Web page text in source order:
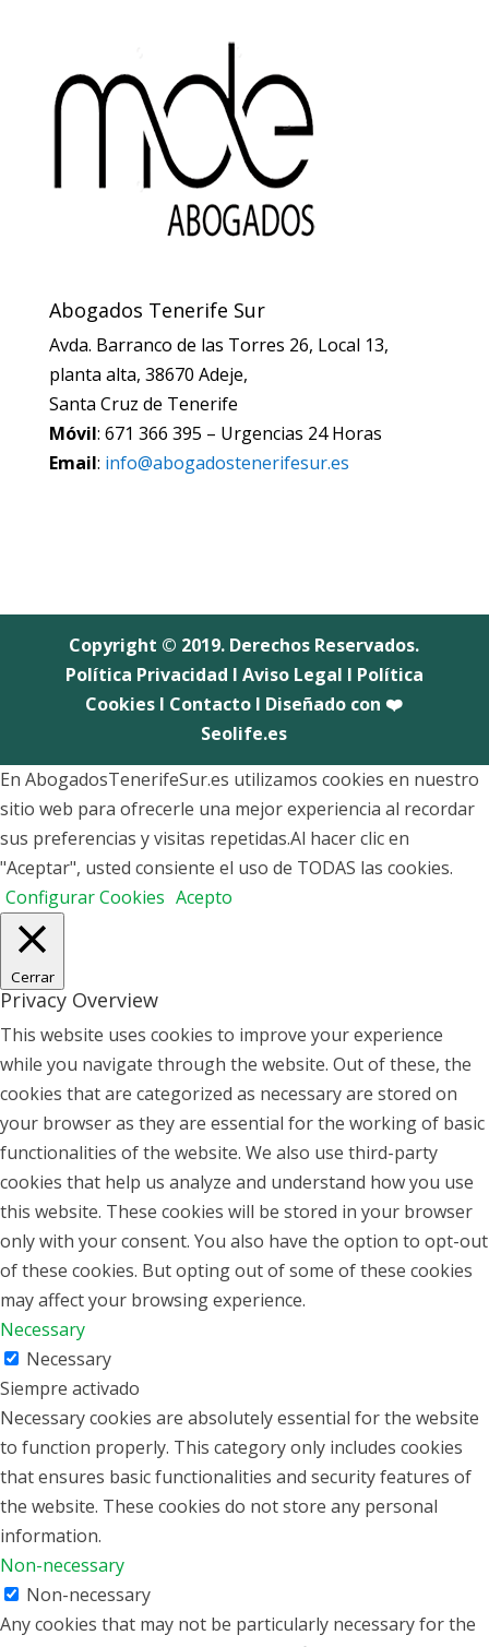
Abogados Tenerife Sur
Avda. Barranco de las Torres 26, Local 13,
planta alta, 38670 Adeje,
Santa Cruz de Tenerife
Móvil: 671 366 395 – Urgencias 24 Horas
Email: info@abogadostenerifesur.es
Copyright © 2019. Derechos Reservados.
Política Privacidad I Aviso Legal I Política
Cookies I Contacto I Diseñado con ❤️
Seolife.es
En AbogadosTenerifeSur.es utilizamos cookies en nuestro
sitio web para ofrecerle una mejor experiencia al recordar
sus preferencias y visitas repetidas.Al hacer clic en
"Aceptar", usted consiente el uso de TODAS las cookies.
Configurar Cookies Acepto
Cerrar
Privacy Overview
This website uses cookies to improve your experience
while you navigate through the website. Out of these, the
cookies that are categorized as necessary are stored on
your browser as they are essential for the working of basic
functionalities of the website. We also use third-party
cookies that help us analyze and understand how you use
this website. These cookies will be stored in your browser
only with your consent. You also have the option to opt-out
of these cookies. But opting out of some of these cookies
may affect your browsing experience.
Necessary
Necessary
Siempre activado
Necessary cookies are absolutely essential for the website
to function properly. This category only includes cookies
that ensures basic functionalities and security features of
the website. These cookies do not store any personal
information.
Non-necessary
Non-necessary
Any cookies that may not be particularly necessary for the